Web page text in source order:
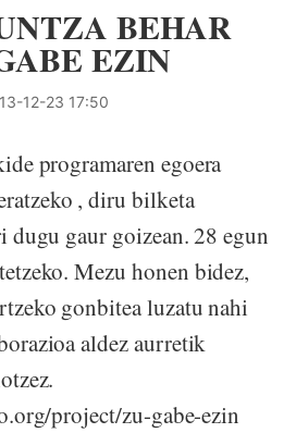
BEHAR
EZIN
12-23 17:50
programaren egoera
, diru bilketa
dugu gaur goizean. 28 egun
Mezu honen bidez,
gonbitea luzatu nahi
aldez aurretik
project/zu-gabe-ezin